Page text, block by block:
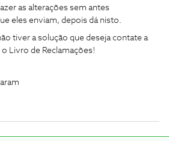
as alterações sem antes
eles enviam, depois dá nisto.
tiver a solução que deseja contate a
Livro de Reclamações!